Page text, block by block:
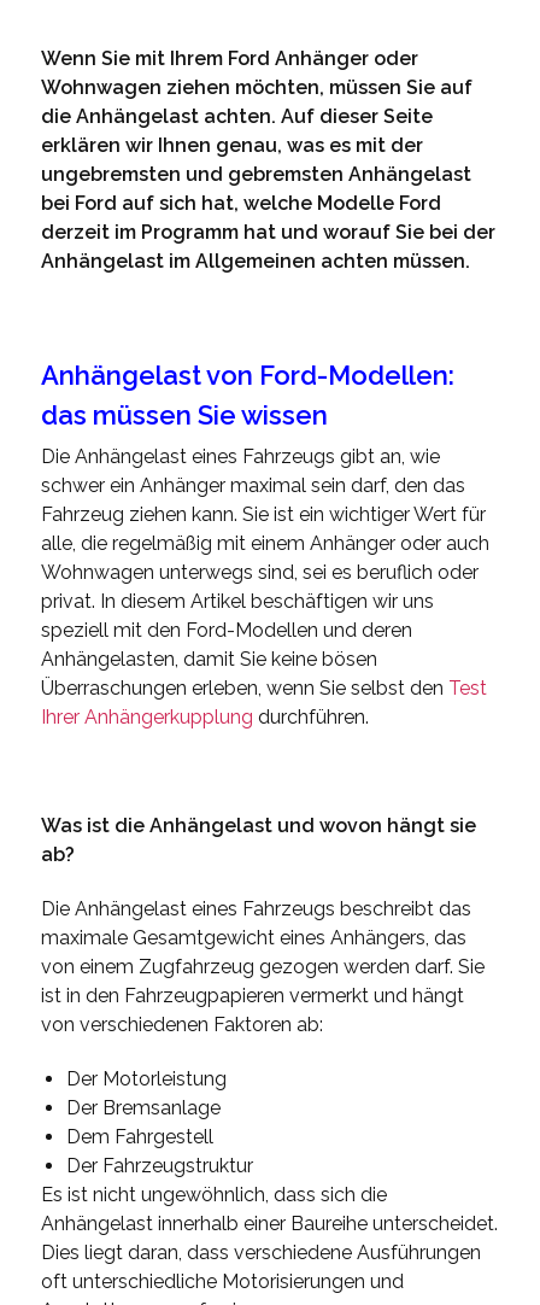
Wenn Sie mit Ihrem Ford Anhänger oder
Wohnwagen ziehen möchten, müssen Sie auf
die Anhängelast achten. Auf dieser Seite
erklären wir Ihnen genau, was es mit der
ungebremsten und gebremsten Anhängelast
bei Ford auf sich hat, welche Modelle Ford
derzeit im Programm hat und worauf Sie bei der
Anhängelast im Allgemeinen achten müssen.
Anhängelast von Ford-Modellen:
das müssen Sie wissen
Die Anhängelast eines Fahrzeugs gibt an, wie
schwer ein Anhänger maximal sein darf, den das
Fahrzeug ziehen kann. Sie ist ein wichtiger Wert für
alle, die regelmäßig mit einem Anhänger oder auch
Wohnwagen unterwegs sind, sei es beruflich oder
privat. In diesem Artikel beschäftigen wir uns
speziell mit den Ford-Modellen und deren
Anhängelasten, damit Sie keine bösen
Überraschungen erleben, wenn Sie selbst den Test
Ihrer Anhängerkupplung durchführen.
Was ist die Anhängelast und wovon hängt sie
ab?
Die Anhängelast eines Fahrzeugs beschreibt das
maximale Gesamtgewicht eines Anhängers, das
von einem Zugfahrzeug gezogen werden darf. Sie
ist in den Fahrzeugpapieren vermerkt und hängt
von verschiedenen Faktoren ab:
Der Motorleistung
Der Bremsanlage
Dem Fahrgestell
Der Fahrzeugstruktur
Es ist nicht ungewöhnlich, dass sich die
Anhängelast innerhalb einer Baureihe unterscheidet.
Dies liegt daran, dass verschiedene Ausführungen
oft unterschiedliche Motorisierungen und